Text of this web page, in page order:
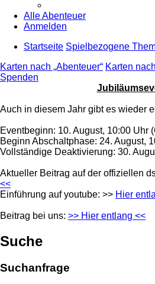
Alle Abenteuer
Anmelden
Startseite Spielbezogene
Karten nach „Abenteuer“ Karten
Spenden
Auch in diesem Jahr gibt es wieder
Eventbeginn: 10. August, 10:00 Uhr
Beginn Abschaltphase: 24. August,
Vollständige Deaktivierung: 30.
Aktueller Beitrag auf der offiziellen
<<
Einführung auf youtube: >> Hier
Beitrag bei uns: >> Hier entlang <<
Suche
Suchanfrage